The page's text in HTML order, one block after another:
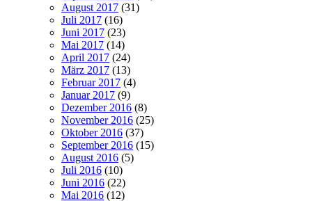
August 2017 (31)
Juli 2017 (16)
Juni 2017 (23)
Mai 2017 (14)
April 2017 (24)
März 2017 (13)
Februar 2017 (4)
Januar 2017 (9)
Dezember 2016 (8)
November 2016 (25)
Oktober 2016 (37)
September 2016 (15)
August 2016 (5)
Juli 2016 (10)
Juni 2016 (22)
Mai 2016 (12)